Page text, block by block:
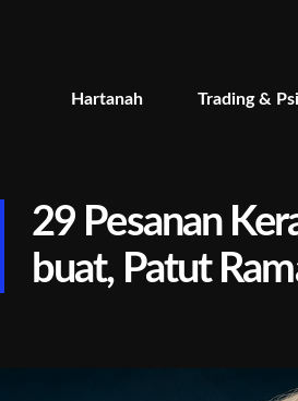
Hartanah Trading &
29 Pesanan
buat, Patut